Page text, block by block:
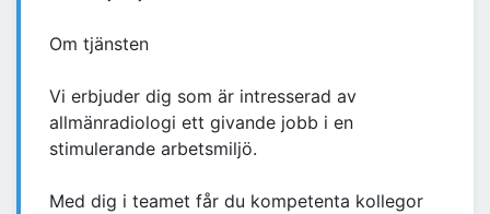
Om tjänsten
Vi erbjuder dig som är intresserad av
allmänradiologi ett givande jobb i en
stimulerande arbetsmiljö.
Med dig i teamet får du kompetenta kollegor